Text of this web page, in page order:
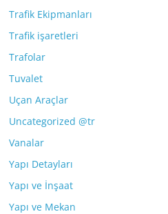
Trafik Ekipmanları
Trafik işaretleri
Trafolar
Tuvalet
Uçan Araçlar
Uncategorized @tr
Vanalar
Yapı Detayları
Yapı ve İnşaat
Yapı ve Mekan